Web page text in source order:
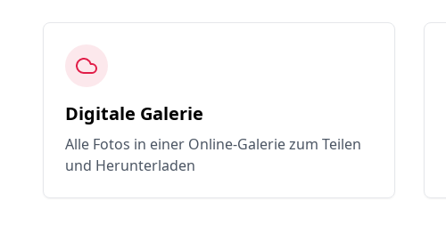
Digitale Galerie
Alle Fotos in einer Online-Galerie zum Teilen
und Herunterladen